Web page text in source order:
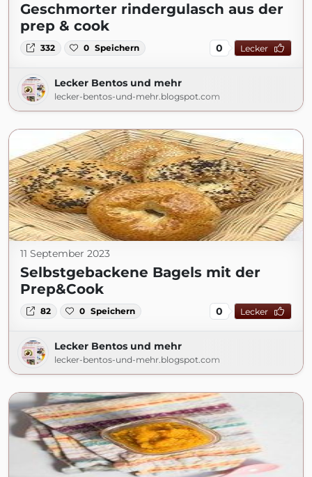
Geschmorter rindergulasch aus der
prep & cook
332 0 Speichern 0 Lecker
Lecker Bentos und mehr
lecker-bentos-und-mehr.blogspot.com
11 September 2023
Selbstgebackene Bagels mit der
Prep&Cook
82 0 Speichern 0 Lecker
Lecker Bentos und mehr
lecker-bentos-und-mehr.blogspot.com